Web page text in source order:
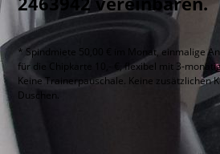
* Spindmiete 50,00 € im Monat, einmalige
für die Chipkarte 10,- €, flexibel mit 3-
Keine Trainerpauschale. Keine zusätzlichen
Duschen.